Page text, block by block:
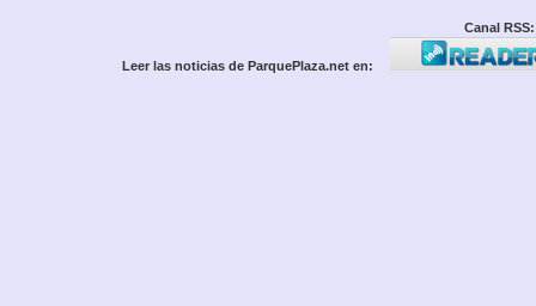
Canal RSS:
Leer las noticias de ParquePlaza.net en: